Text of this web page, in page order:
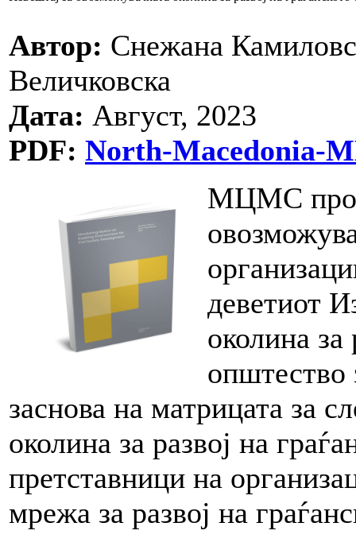
Автор: Снежана
Величковска
Дата: Август, 2023
PDF: North-Macedonia-
МЦМС
деветиот
околина за
општество
заснова на матрицата за
околина за развој на
претставници на
мрежа за развој на